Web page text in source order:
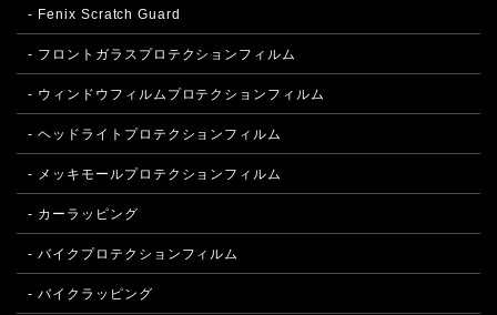
- Fenix Scratch Guard
- フロントガラスプロテクションフィルム
- ウィンドウフィルムプロテクションフィルム
- ヘッドライトプロテクションフィルム
- メッキモールプロテクションフィルム
- カーラッピング
- バイクプロテクションフィルム
- バイクラッピング